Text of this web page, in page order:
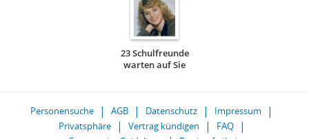
23 Schulfreunde
warten auf Sie
Personensuche AGB Datenschutz
Impressum
Privatsphäre
Vertrag kündigen
FAQ